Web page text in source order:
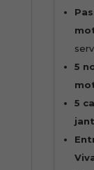
5
5